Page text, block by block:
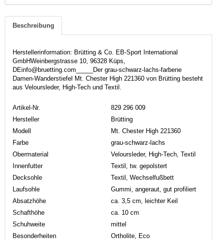
Beschreibung
Herstellerinformation: Brütting & Co. EB-Sport International
GmbHWeinbergstrasse 10, 96328 Küps,
DEinfo@bruetting.com_____Der grau-schwarz-lachs-farbene
Damen-Wanderstiefel Mt. Chester High 221360 von Brütting besteht
aus Veloursleder, High-Tech und Textil.
Artikel-Nr.
829 296 009
Hersteller
Brütting
Modell
Mt. Chester High 221360
Farbe
grau-schwarz-lachs
Obermaterial
Veloursleder, High-Tech, Textil
Innenfutter
Textil, tw. gepolstert
Decksohle
Textil, Wechselfußbett
Laufsohle
Gummi, angeraut, gut profiliert
Absatzhöhe
ca. 3,5 cm, leichter Keil
Schafthöhe
ca. 10 cm
Schuhweite
mittel
Besonderheiten
Ortholite, Eco